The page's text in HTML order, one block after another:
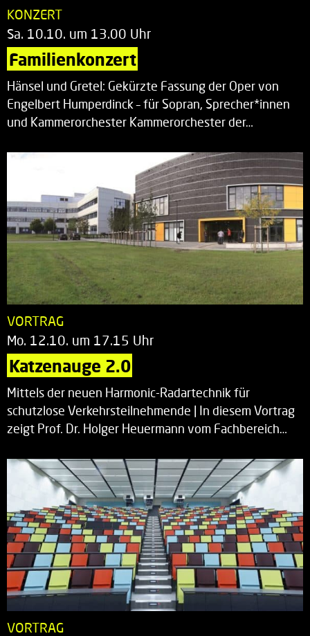
KONZERT
Sa. 10.10. um 13.00 Uhr
Familienkonzert
Hänsel und Gretel: Gekürzte Fassung der Oper von
Engelbert Humperdinck – für Sopran, Sprecher*innen
und Kammerorchester Kammerorchester der…
VORTRAG
Mo. 12.10. um 17.15 Uhr
Katzenauge 2.0
Mittels der neuen Harmonic-Radartechnik für
schutzlose Verkehrsteilnehmende | In diesem Vortrag
zeigt Prof. Dr. Holger Heuermann vom Fachbereich…
VORTRAG